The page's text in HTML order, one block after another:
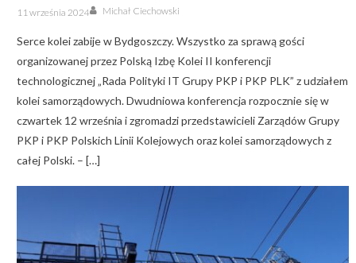
Posted
on
11 września 2024 Author
Michał Ciechowski
Serce kolei zabije w Bydgoszczy. Wszystko za sprawą gości
organizowanej przez Polską Izbę Kolei II konferencji
technologicznej „Rada Polityki IT Grupy PKP i PKP PLK” z udziałem
kolei samorządowych. Dwudniowa konferencja rozpocznie się w
czwartek 12 września i zgromadzi przedstawicieli Zarządów Grupy
PKP i PKP Polskich Linii Kolejowych oraz kolei samorządowych z
całej Polski. – […]